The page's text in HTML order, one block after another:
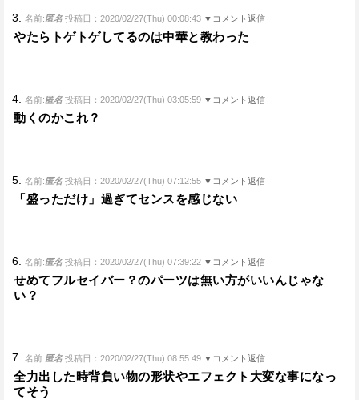
3. 名前:匿名 投稿日：2020/02/27(Thu) 00:08:43 ▼コメント返信
やたらトゲトゲしてるのは中華と教わった
4. 名前:匿名 投稿日：2020/02/27(Thu) 03:05:59 ▼コメント返信
動くのかこれ？
5. 名前:匿名 投稿日：2020/02/27(Thu) 07:12:55 ▼コメント返信
「盛っただけ」過ぎてセンスを感じない
6. 名前:匿名 投稿日：2020/02/27(Thu) 07:39:22 ▼コメント返信
せめてフルセイバー？のパーツは無い方がいいんじゃな
い？
7. 名前:匿名 投稿日：2020/02/27(Thu) 08:55:49 ▼コメント返信
全力出した時背負い物の形状やエフェクト大変な事になっ
てそう